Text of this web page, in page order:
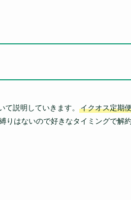
説明していきます。
イクオス定期
りはないので好きなタイミングで解